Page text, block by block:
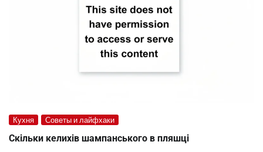
Кухня Советы и лайфхаки
Скільки келихів шампанського в пляшці